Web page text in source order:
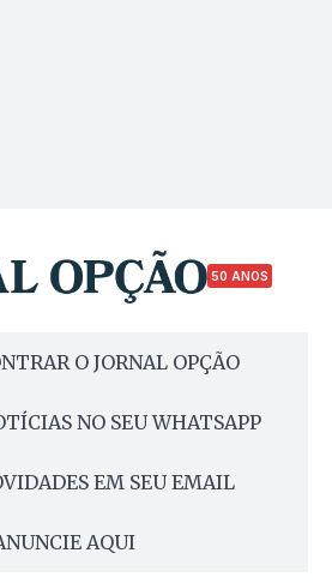
50 ANOS
O JORNAL OPÇÃO
NO SEU WHATSAPP
EM SEU EMAIL
AQUI